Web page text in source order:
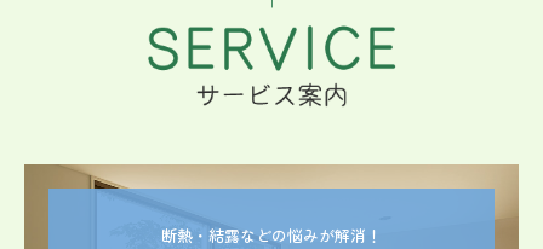
断熱・結露などの悩みが解消！